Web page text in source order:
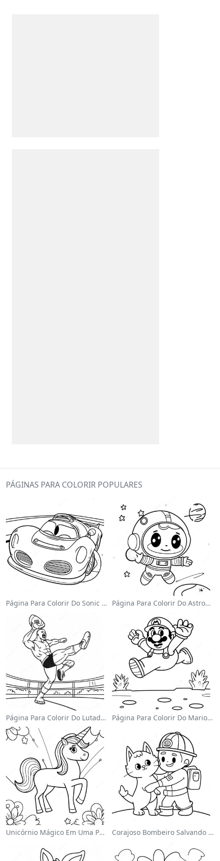
PÁGINAS PARA COLORIR POPULARES
Página Para Colorir Do Sonic Velocista Página Para Colorir Do Astronauta Fofo Flutuando No Espaço
Página Para Colorir Do Lutador Da Wwe Pulando Sobre O Oponente Página Para Colorir Do Mario Pulando Sobre Goombas
Unicórnio Mágico Em Uma Página Para Colorir Arco-Íris Corajoso Bombeiro Salvando Um Gato Página Para Colorir